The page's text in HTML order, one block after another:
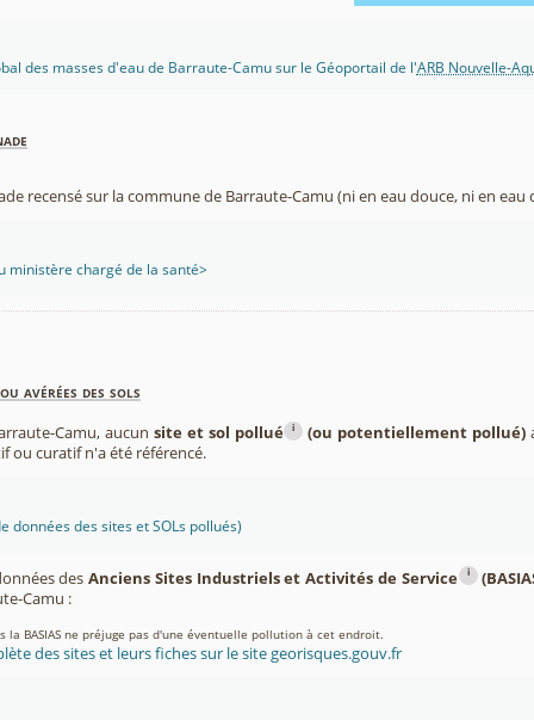
des masses d'eau de Barraute-Camu sur le Géoportail de l'ARB Nouvelle-
recensé sur la commune de Barraute-Camu (ni en eau douce, ni en eau
ministère chargé de la santé>
avérées des sols
Camu, aucun site et sol pollué i (ou potentiellement pollué)
ou curatif n'a été référencé.
données des sites et SOLs pollués)
desAnciens Sites Industriels et Activités de Service i
Camu :
BASIAS ne préjuge pas d'une éventuelle pollution à cet endroit.
des sites et leurs fiches sur le site georisques.gouv.fr